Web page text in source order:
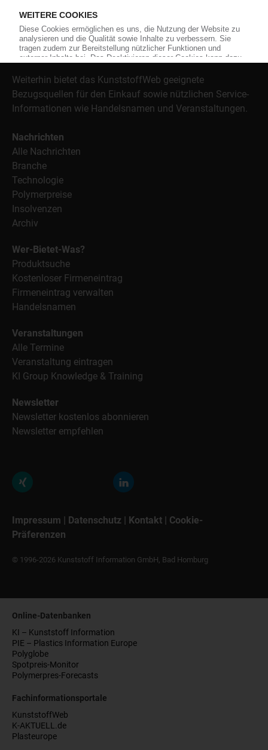
Kunststoffe sowie Märkte, Unternehmen, Produkte,
Material, Anwendungen und Verpackungen.
Weiterhin bietet das KunststoffWeb geeignete
Bezugsquellen für den Einkauf sowie nützlichen Service-
Informationen wie Handelsnamen und Veranstaltungen.
Nachrichten
Alle Nachrichten
Branche
Technologie
Polymerpreise
Insolvenzen
Archiv
Wer-Bietet-Was?
Produktsuche
Kostenloser Firmeneintrag
Firmeneintrag verwalten
Handelsnamen
Veranstaltungen
Alle Termine
Veranstaltung eintragen
KI Group Knowledge & Training
Newsletter
Newsletter kostenlos abonnieren
Newsletter empfehlen
Impressum | Datenschutz | Kontakt | Cookie-
Präferenzen
© 1996-2026 Kunststoff Information GmbH, Bad Homburg
Online-Datenbanken
KI – Kunststoff Information
PIE – Plastics Information Europe
Polyglobe
Spotpreis-Monitor
Polymerpres-Forecasts
Fachinformationsportale
KunststoffWeb
K-AKTUELL.de
Plasteurope